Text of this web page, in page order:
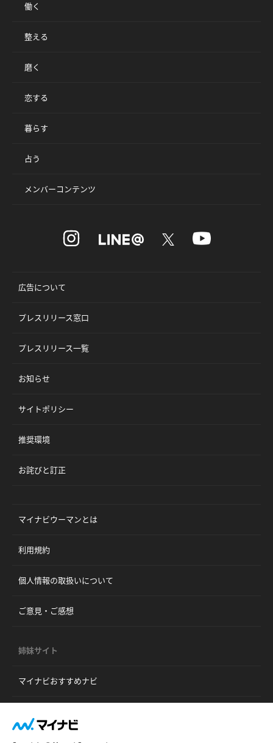
働く
整える
磨く
恋する
暮らす
占う
メンバーコンテンツ
広告について
プレスリリース窓口
プレスリリース一覧
お知らせ
サイトポリシー
推奨環境
お詫びと訂正
マイナビウーマンとは
利用規約
個人情報の取扱いについて
ご意見・ご感想
姉妹サイト
マイナビおすすめナビ